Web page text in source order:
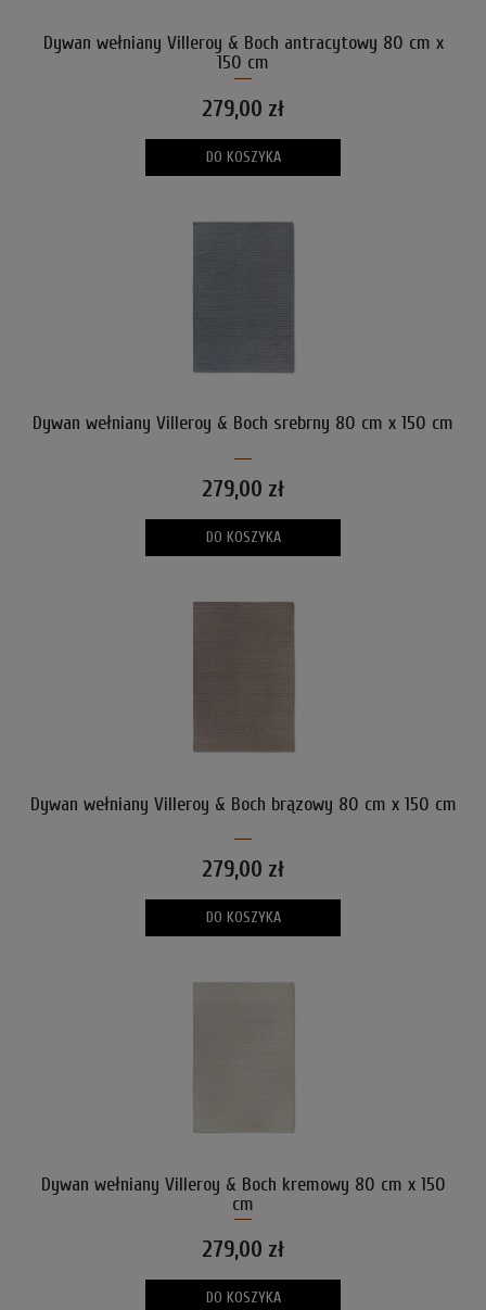
Dywan wełniany Villeroy & Boch antracytowy 80 cm x
150 cm
279,00 zł
DO KOSZYKA
Dywan wełniany Villeroy & Boch srebrny 80 cm x 150 cm
279,00 zł
DO KOSZYKA
Dywan wełniany Villeroy & Boch brązowy 80 cm x 150 cm
279,00 zł
DO KOSZYKA
Dywan wełniany Villeroy & Boch kremowy 80 cm x 150
cm
279,00 zł
DO KOSZYKA